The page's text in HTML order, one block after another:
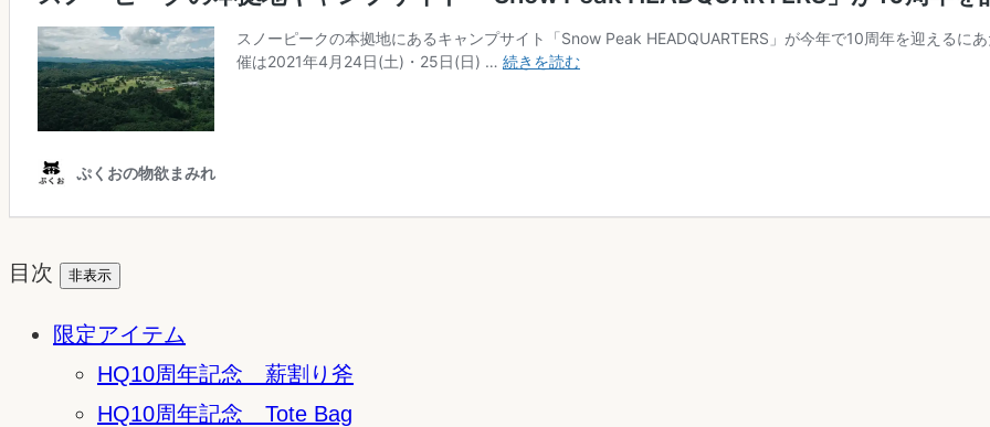
目次 非表示
限定アイテム
HQ10周年記念 薪割り斧
HQ10周年記念 Tote Bag